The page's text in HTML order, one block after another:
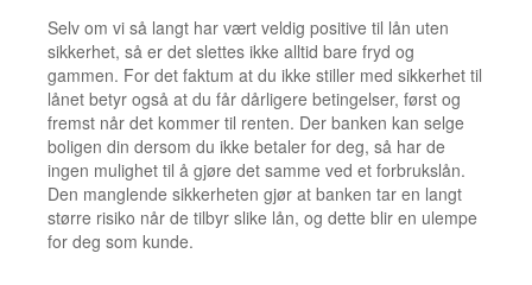
Selv om vi så langt har vært veldig positive til lån uten
sikkerhet, så er det slettes ikke alltid bare fryd og
gammen. For det faktum at du ikke stiller med sikkerhet til
lånet betyr også at du får dårligere betingelser, først og
fremst når det kommer til renten. Der banken kan selge
boligen din dersom du ikke betaler for deg, så har de
ingen mulighet til å gjøre det samme ved et forbrukslån.
Den manglende sikkerheten gjør at banken tar en langt
større risiko når de tilbyr slike lån, og dette blir en ulempe
for deg som kunde.